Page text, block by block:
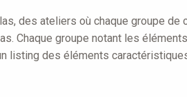
des ateliers où chaque groupe de
Chaque groupe notant les
listing des éléments